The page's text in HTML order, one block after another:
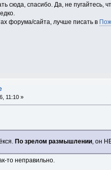
сюда, спасибо. Да, не пугайтесь,
форума/сайта, лучше писать в
11:10 »
По зрелом размышлении, он
то неправильно.